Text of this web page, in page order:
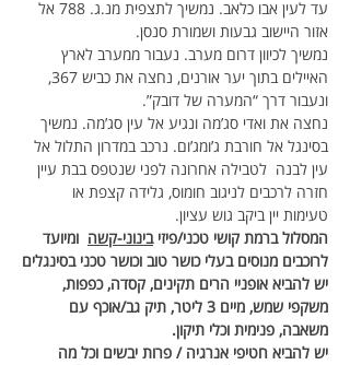
עד לעין אבו כלאב. נמשיך לתצפית מנ.ג. 788 אל
אזור היישוב גבעות ושמורת סנסן.
נמשיך לכיוון דרום מערב. נעבור ממערב לארץ
האיילים בתוך יער אורנים, נחצה את כביש 367,
ונעבור דרך “המערה של דובק”.
נחצה את ואדי סג’מה ונגיע אל עין סג’מה. נמשיך
בסינגל אל חורבת ג’ומג’ום. נרכב במדרון התלול אל
עין לבנה  לטבילה אחרונה לפני שנטפס בבת עיין
חזרה לרכבים לניגוב חומוס, גלידה קצפת או
טעימות יין ביקב גוש עציון.
המסלול ברמת קושי טכני/פיזי בינוני-קשה ומיועד
לרוכבים מנוסים בעלי כושר טוב וכושר טכני בסינגלים
יש להביא אופניי הרים תקינים, קסדה, כפפות,
משקפי שמש, מיים 3 ליטר, תיק גב/אוכף עם
משאבה, פנימית וכלי תיקון.
יש להביא חטיפי אנרגיה / פרות יבשים וכל מה